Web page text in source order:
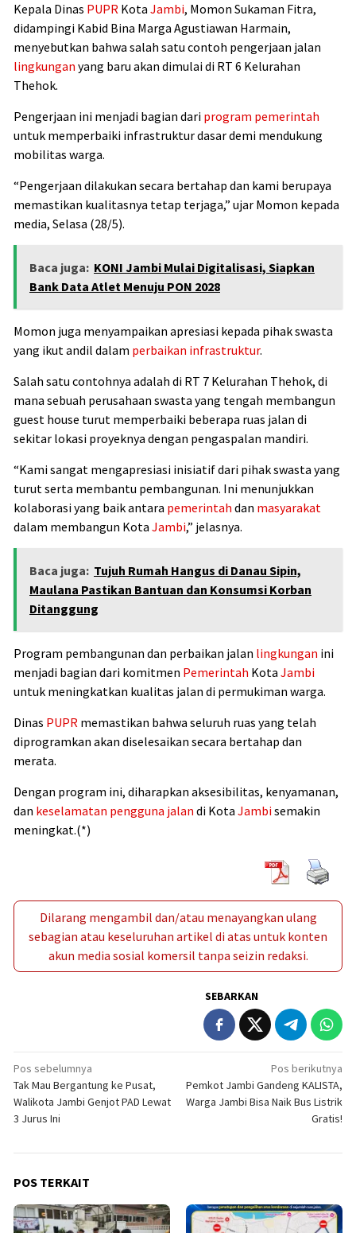
Kepala Dinas PUPR Kota Jambi, Momon Sukaman Fitra,
didampingi Kabid Bina Marga Agustiawan Harmain,
menyebutkan bahwa salah satu contoh pengerjaan jalan
lingkungan yang baru akan dimulai di RT 6 Kelurahan
Thehok.
Pengerjaan ini menjadi bagian dari program pemerintah
untuk memperbaiki infrastruktur dasar demi mendukung
mobilitas warga.
“Pengerjaan dilakukan secara bertahap dan kami berupaya
memastikan kualitasnya tetap terjaga,” ujar Momon kepada
media, Selasa (28/5).
Baca juga: KONI Jambi Mulai Digitalisasi, Siapkan
Bank Data Atlet Menuju PON 2028
Momon juga menyampaikan apresiasi kepada pihak swasta
yang ikut andil dalam perbaikan infrastruktur.
Salah satu contohnya adalah di RT 7 Kelurahan Thehok, di
mana sebuah perusahaan swasta yang tengah membangun
guest house turut memperbaiki beberapa ruas jalan di
sekitar lokasi proyeknya dengan pengaspalan mandiri.
“Kami sangat mengapresiasi inisiatif dari pihak swasta yang
turut serta membantu pembangunan. Ini menunjukkan
kolaborasi yang baik antara pemerintah dan masyarakat
dalam membangun Kota Jambi,” jelasnya.
Baca juga: Tujuh Rumah Hangus di Danau Sipin,
Maulana Pastikan Bantuan dan Konsumsi Korban
Ditanggung
Program pembangunan dan perbaikan jalan lingkungan ini
menjadi bagian dari komitmen Pemerintah Kota Jambi
untuk meningkatkan kualitas jalan di permukiman warga.
Dinas PUPR memastikan bahwa seluruh ruas yang telah
diprogramkan akan diselesaikan secara bertahap dan
merata.
Dengan program ini, diharapkan aksesibilitas, kenyamanan,
dan keselamatan pengguna jalan di Kota Jambisemakin
meningkat.(*)
Dilarang mengambil dan/atau menayangkan ulang
sebagian atau keseluruhan artikel di atas untuk konten
akun media sosial komersil tanpa seizin redaksi.
SEBARKAN
Navigasi
pos
Pos sebelumnya
Tak Mau Bergantung ke Pusat,
Walikota Jambi Genjot PAD Lewat
3 Jurus Ini
Pos berikutnya
Pemkot Jambi Gandeng KALISTA,
Warga Jambi Bisa Naik Bus Listrik
Gratis!
POS TERKAIT